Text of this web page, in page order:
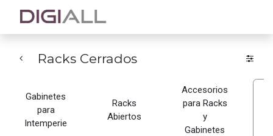
Racks Cerrados
Gabinetes
para
Intemperie
Racks
Abiertos
Accesorios
para Racks
y
Gabinetes